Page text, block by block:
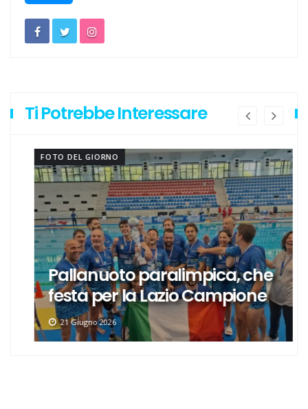
Escursionismo, Lazio sul pezzo anche in questa estate
Ti Potrebbe Interessare
FOTO DEL GIORNO
Pallanuoto paralimpica, che
festa per la Lazio Campione
21 Giugno 2026